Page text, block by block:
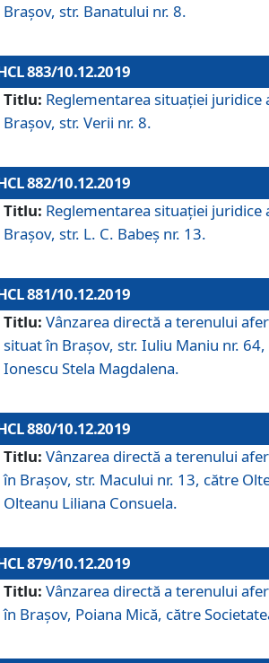
Brașov, str. Banatului nr. 8.
883/10.12.2019
Titlu: Reglementarea situației
Brașov, str. Verii nr. 8.
882/10.12.2019
Titlu: Reglementarea situației
Brașov, str. L. C. Babeș nr. 13.
881/10.12.2019
Titlu: Vânzarea directă a terenului
situat în Brașov, str. Iuliu Maniu nr.
Ionescu Stela Magdalena.
880/10.12.2019
Titlu: Vânzarea directă a terenului
în Brașov, str. Macului nr. 13, către
Olteanu Liliana Consuela.
879/10.12.2019
Titlu: Vânzarea directă a terenului
în Brașov, Poiana Mică, către